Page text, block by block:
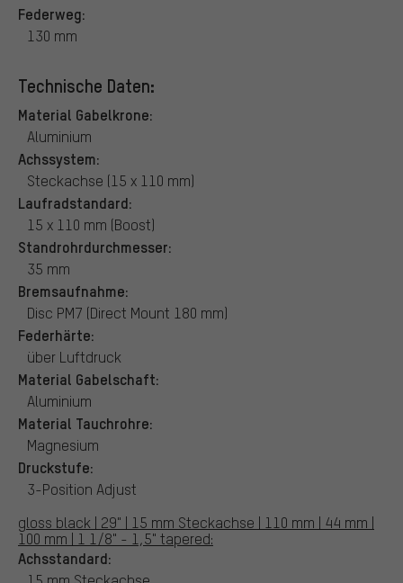
Federweg:
130 mm
Technische Daten:
Material Gabelkrone:
Aluminium
Achssystem:
Steckachse (15 x 110 mm)
Laufradstandard:
15 x 110 mm (Boost)
Standrohrdurchmesser:
35 mm
Bremsaufnahme:
Disc PM7 (Direct Mount 180 mm)
Federhärte:
über Luftdruck
Material Gabelschaft:
Aluminium
Material Tauchrohre:
Magnesium
Druckstufe:
3-Position Adjust
gloss black | 29" | 15 mm Steckachse | 110 mm | 44 mm |
100 mm | 1 1/8" - 1,5" tapered:
Achsstandard: